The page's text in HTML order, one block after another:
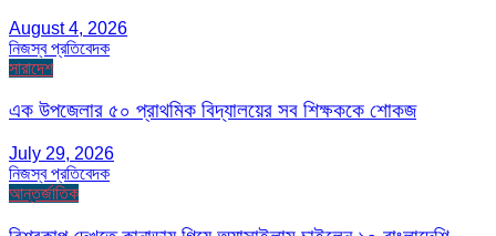
August 4, 2026
নিজস্ব প্রতিবেদক
সারাদেশ
এক উপজেলার ৫০ প্রাথমিক বিদ্যালয়ের সব শিক্ষককে শোকজ
July 29, 2026
নিজস্ব প্রতিবেদক
আন্তর্জাতিক